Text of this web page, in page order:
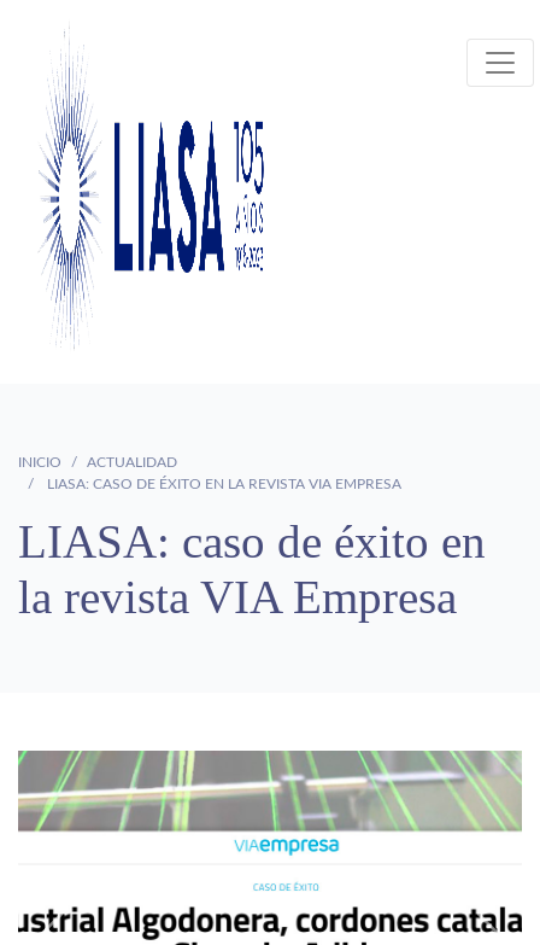
INICIO
ACTUALIDAD
LIASA: CASO DE ÉXITO EN LA REVISTA VIA EMPRESA
LIASA: caso de éxito en
la revista VIA Empresa